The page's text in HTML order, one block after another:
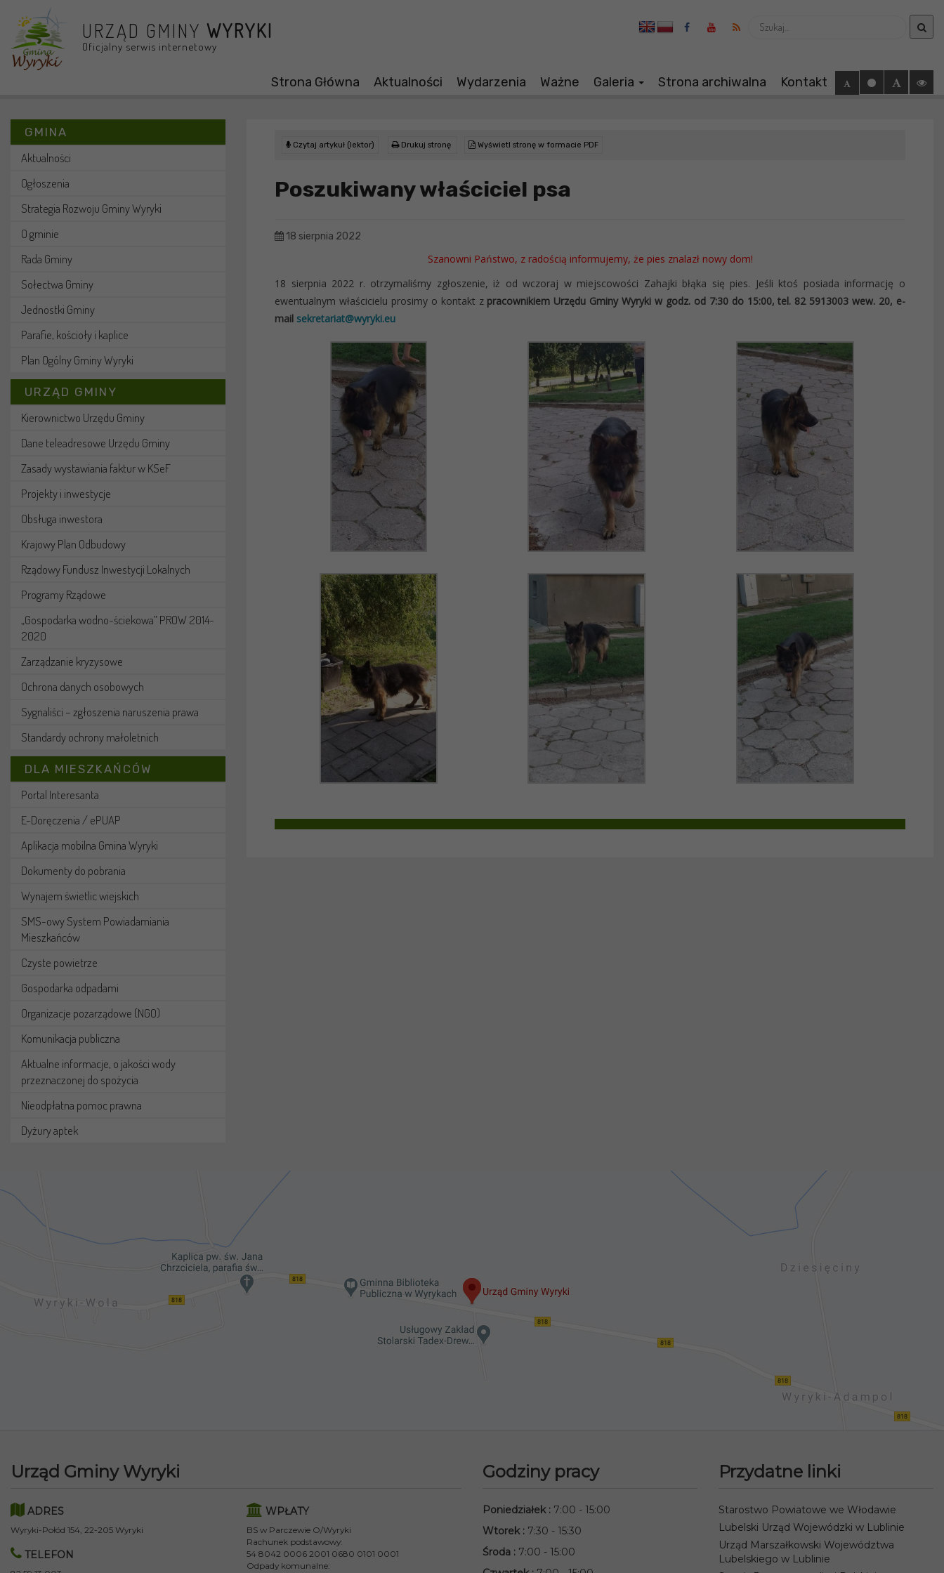
URZĄD GMINY WYRYKI
Oficjalny serwis internetowy
Wyszukaj
Strona Główna Aktualności Wydarzenia Ważne Galeria Strona archiwalna Kontakt
GMINA
Aktualności
Ogłoszenia
Strategia Rozwoju Gminy Wyryki
O gminie
Rada Gminy
Sołectwa Gminy
Jednostki Gminy
Parafie, kościoły i kaplice
Plan Ogólny Gminy Wyryki
URZĄD GMINY
Kierownictwo Urzędu Gminy
Dane teleadresowe Urzędu Gminy
Zasady wystawiania faktur w KSeF
Projekty i inwestycje
Obsługa inwestora
Krajowy Plan Odbudowy
Rządowy Fundusz Inwestycji Lokalnych
Programy Rządowe
„Gospodarka wodno-ściekowa” PROW 2014-
2020
Zarządzanie kryzysowe
Ochrona danych osobowych
Sygnaliści – zgłoszenia naruszenia prawa
Standardy ochrony małoletnich
DLA MIESZKAŃCÓW
Portal Interesanta
E-Doręczenia / ePUAP
Aplikacja mobilna Gmina Wyryki
Dokumenty do pobrania
Wynajem świetlic wiejskich
SMS-owy System Powiadamiania
Mieszkańców
Czyste powietrze
Gospodarka odpadami
Organizacje pozarządowe (NGO)
Komunikacja publiczna
Aktualne informacje, o jakości wody
przeznaczonej do spożycia
Nieodpłatna pomoc prawna
Dyżury aptek
Czytaj artykuł (lektor) Drukuj stronę Wyświetl stronę w formacie PDF
Poszukiwany właściciel psa
18 sierpnia 2022
Szanowni Państwo, z radością informujemy, że pies znalazł nowy dom!
18 sierpnia 2022 r. otrzymaliśmy zgłoszenie, iż od wczoraj w miejscowości Zahajki błąka się pies. Jeśli ktoś posiada informację o
ewentualnym właścicielu prosimy o kontakt z pracownikiem Urzędu Gminy Wyryki w godz. od 7:30 do 15:00, tel. 82 5913003 wew. 20, e-
mail sekretariat@wyryki.eu
Urząd Gminy Wyryki
ADRES
Wyryki-Połód 154, 22-205 Wyryki
TELEFON
WPŁATY
BS w Parczewie O/Wyryki
Rachunek podstawowy:
54 8042 0006 2001 0680 0101 0001
Odpady komunalne:
Godziny pracy
Poniedziałek: 7:00 - 15:00
Wtorek: 7:30 - 15:30
Środa : 7:00 - 15:00
Przydatne linki
Starostwo Powiatowe we Włodawie
Lubelski Urząd Wojewódzki w Lublinie
Urząd Marszałkowski Województwa
Lubelskiego w Lublinie